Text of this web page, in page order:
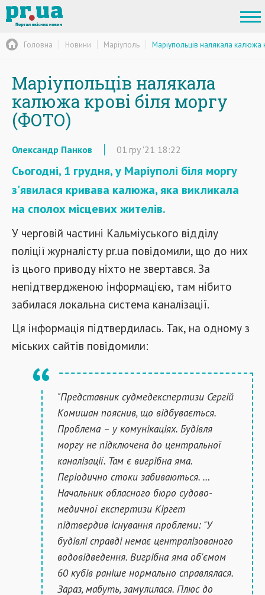
Головна Новини Маріуполь Маріупольців налякала калюжа
Маріупольців налякала
калюжа крові біля моргу
(ФОТО)
Олександр Панков 01 гру '21 18:22
Сьогодні, 1 грудня, у Маріуполі біля моргу
з'явилася кривава калюжа, яка викликала
на сполох місцевих жителів.
У черговій частині Кальміуського відділу
поліції журналісту pr.ua повідомили, що до них
із цього приводу ніхто не звертався. За
непідтвердженою інформацією, там нібито
забилася локальна система каналізації.
Ця інформація підтвердилась. Так, на одному з
міських сайтів повідомили:
"Представник судмедекспертизи Сергій
Комишан пояснив, що відбувається.
Проблема – у комунікаціях. Будівля
моргу не підключена до центральної
каналізації. Там є вигрібна яма.
Періодично стоки забиваються. …
Начальник обласного бюро судово-
медичної експертизи Кіргет
підтвердив існування проблеми: "У
будівлі справді немає централізованого
водовідведення. Вигрібна яма об'ємом
60 кубів раніше нормально справлялася.
Зараз, мабуть, замулилася. Плюс до